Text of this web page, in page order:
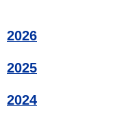
2026
2025
2024